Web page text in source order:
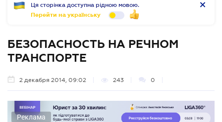
Ця сторінка доступна рідною мовою.
Перейти на українську
БЕЗОПАСНОСТЬ НА РЕЧНОМ
ТРАНСПОРТЕ
2 декабря 2014, 09:02 243 0
Реклама